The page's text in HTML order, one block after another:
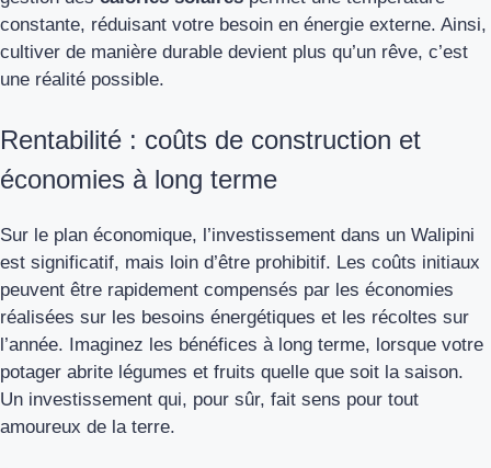
constante, réduisant votre besoin en énergie externe. Ainsi,
cultiver de manière durable devient plus qu’un rêve, c’est
une réalité possible.
Rentabilité : coûts de construction et
économies à long terme
Sur le plan économique, l’investissement dans un Walipini
est significatif, mais loin d’être prohibitif. Les coûts initiaux
peuvent être rapidement compensés par les économies
réalisées sur les besoins énergétiques et les récoltes sur
l’année. Imaginez les bénéfices à long terme, lorsque votre
potager abrite légumes et fruits quelle que soit la saison.
Un investissement qui, pour sûr, fait sens pour tout
amoureux de la terre.